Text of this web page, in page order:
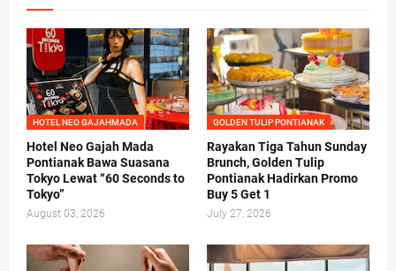
HOTEL NEO GAJAHMADA
Hotel Neo Gajah Mada
Pontianak Bawa Suasana
Tokyo Lewat “60 Seconds to
Tokyo”
August 03, 2026
GOLDEN TULIP PONTIANAK
Rayakan Tiga Tahun Sunday
Brunch, Golden Tulip
Pontianak Hadirkan Promo
Buy 5 Get 1
July 27, 2026